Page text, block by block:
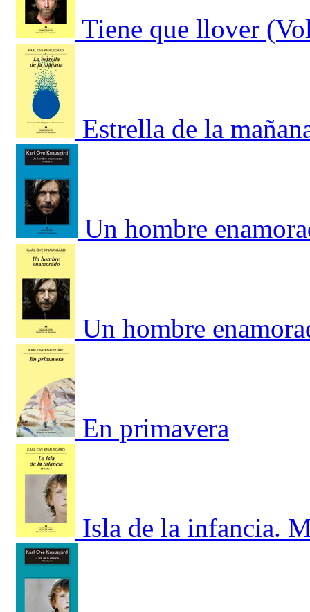
Tiene que llover
Estrella de la
Un hombre
Un hombre
En primavera
Isla de la infancia.